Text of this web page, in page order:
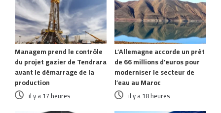
Managem prend le contrôle
du projet gazier de Tendrara
avant le démarrage de la
production
il y a 17 heures
L’Allemagne accorde un prêt
de 66 millions d’euros pour
moderniser le secteur de
l’eau au Maroc
il y a 18 heures